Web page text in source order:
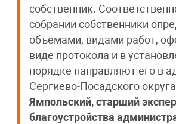
собственник.
собрании собственники
объемами, видами работ,
виде протокола и в
порядке направляют его в
Сергиево-Посадского
Ямпольский, старший
благоустройства